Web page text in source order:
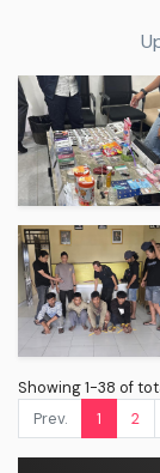
Showing 1-38 of
Prev.
1 2